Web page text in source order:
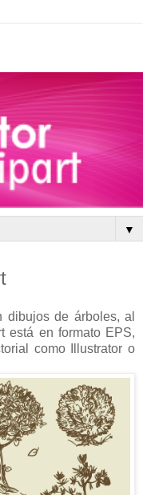
▼
dibujos de árboles, al
está en formato EPS,
como Illustrator o